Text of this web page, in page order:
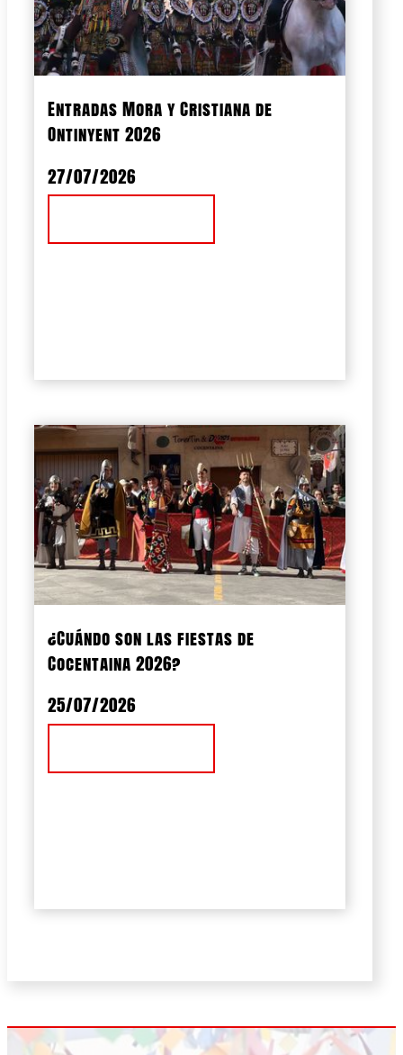
Entradas Mora y Cristiana de
Ontinyent 2026
27/07/2026
¿Cuándo son las fiestas de
Cocentaina 2026?
25/07/2026